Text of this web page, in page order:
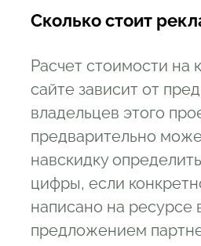
Сколько стоит
Расчет стоимости на
сайте зависит от
владельцев этого
предварительно
навскидку
цифры, если
написано на ресурсе
предложением